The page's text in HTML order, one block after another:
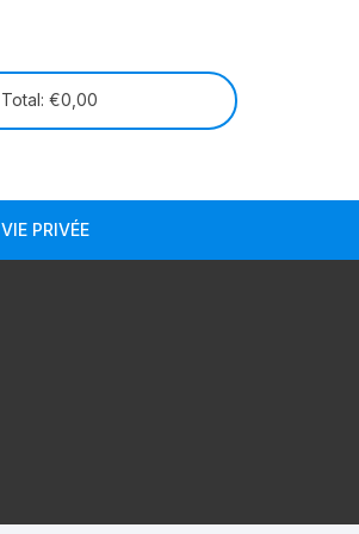
Total: €0,00
VIE PRIVÉE